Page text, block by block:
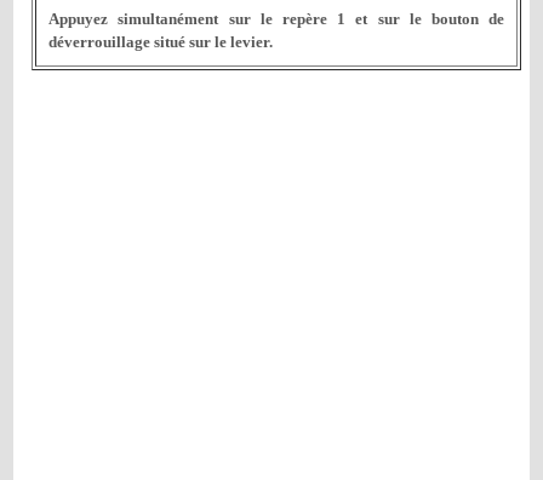
Appuyez simultanément sur le repère 1 et sur le bouton de
déverrouillage situé sur le levier.